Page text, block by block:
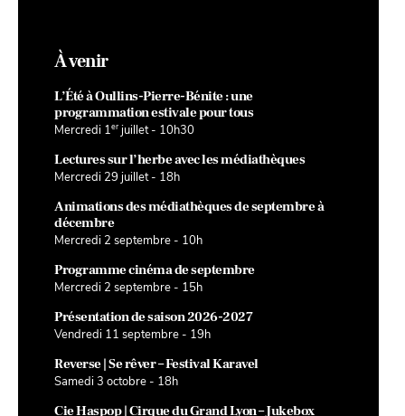
À venir
L’Été à Oullins-Pierre-Bénite : une
programmation estivale pour tous
Mercredi 1er juillet - 10h30
Lectures sur l’herbe avec les médiathèques
Mercredi 29 juillet - 18h
Animations des médiathèques de septembre à
décembre
Mercredi 2 septembre - 10h
Programme cinéma de septembre
Mercredi 2 septembre - 15h
Présentation de saison 2026-2027
Vendredi 11 septembre - 19h
Reverse | Se rêver – Festival Karavel
Samedi 3 octobre - 18h
Cie Haspop | Cirque du Grand Lyon – Jukebox